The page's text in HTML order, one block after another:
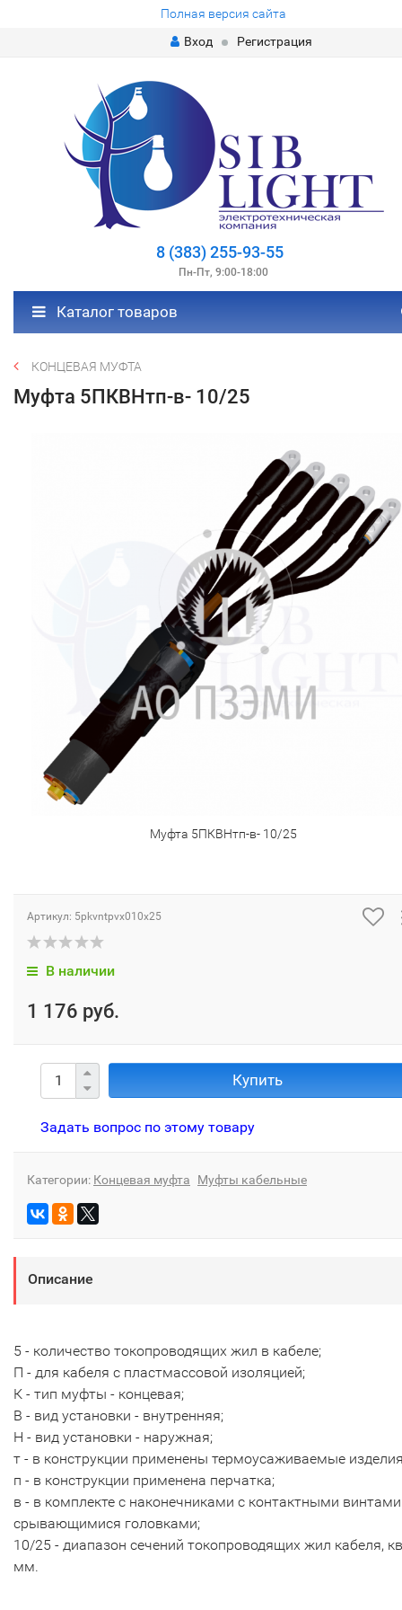
Полная версия сайта
Вход
Регистрация
8 (383) 255-93-55
Пн-Пт, 9:00-18:00
Каталог товаров
КОНЦЕВАЯ МУФТА
Муфта 5ПКВНтп-в- 10/25
Муфта 5ПКВНтп-в- 10/25
Артикул: 5pkvntpvx010x25
В наличии
1 176 руб.
Купить
Задать вопрос по этому товару
Категории: Концевая муфта Муфты кабельные
Описание
5 - количество токопроводящих жил в кабеле;
П - для кабеля с пластмассовой изоляцией;
К - тип муфты - концевая;
В - вид установки - внутренняя;
Н - вид установки - наружная;
т - в конструкции применены термоусаживаемые
п - в конструкции применена перчатка;
в - в комплекте с наконечниками с контактными
срывающимися головками;
10/25 - диапазон сечений токопроводящих жил кабеля,
мм.